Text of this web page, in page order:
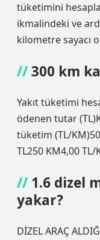
tüketimini
ikmalindeki ve
kilometre sayacı
300 km
Yakıt tüketimi
ödenen tutar
tüketim (TL/
TL250 KM4,00 TL/
1.6 dizel
yakar?
DİZEL ARAÇ